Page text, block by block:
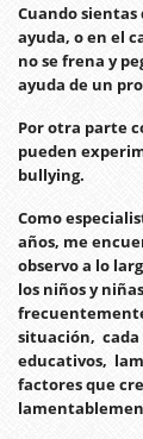
Cuando
ayuda, o en el
no se frena y
ayuda de un
Por otra parte
pueden
bullying.
Como
años, me
observo a lo
los niños y
situación, cada
educativos,
factores que